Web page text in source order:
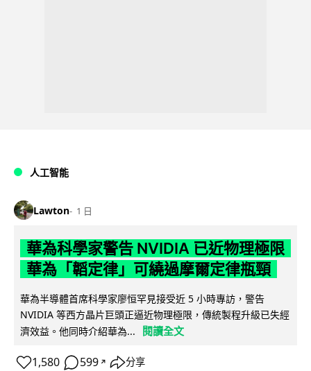
人工智能
Lawton 1 日
華為科學家警告 NVIDIA 已近物理極限
華為「韜定律」可繞過摩爾定律瓶頸
華為半導體首席科學家廖恒罕見接受近 5 小時專訪，警告
NVIDIA 等西方晶片巨頭正逼近物理極限，傳統製程升級已失經
濟效益。他同時介紹華為...
閱讀全文
1,580 599 ↗ 分享